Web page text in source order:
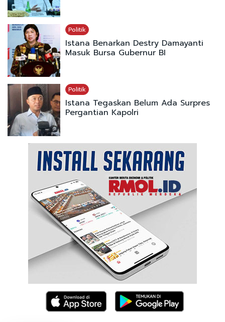
Politik
Istana Benarkan Destry Damayanti
Masuk Bursa Gubernur BI
Politik
Istana Tegaskan Belum Ada Surpres
Pergantian Kapolri